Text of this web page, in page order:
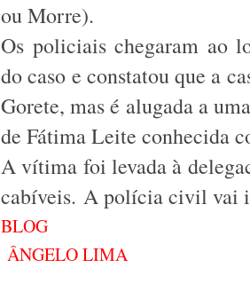
ou Morre).
Os policiais chegaram ao
do caso e constatou que a
Gorete, mas é alugada a
de Fátima Leite conhecida
A vítima foi levada à
cabíveis. A polícia civil vai
BLOG
ÂNGELO LIMA